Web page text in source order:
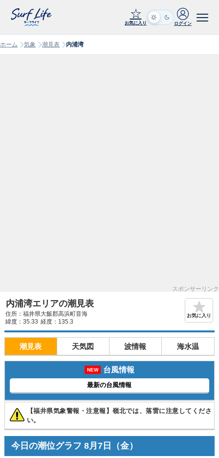
☆
お気に入り ログイン
ホーム 気象 潮見表 内浦湾
スポンサーリンク
内浦湾エリアの潮見表
住所：福井県大飯郡高浜町音海
緯度：35.33 経度：135.3
お気に入り
潮見表 天気図 波情報 海水温
NEW 台風情報
最新の台風情報
【福井県気象警報・注意報】嶺北では、落雷に注意してくださ
い。
今日の潮位グラフ 8月7日 （金）